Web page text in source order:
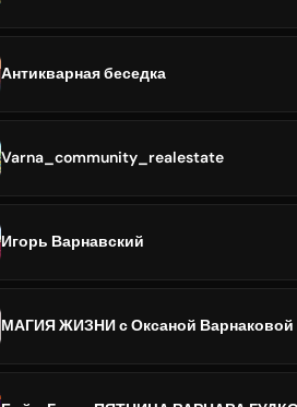
Антикварная беседка
Varna_community_realestate
Игорь Варнавский
МАГИЯ ЖИЗНИ с Оксаной Варнаковой